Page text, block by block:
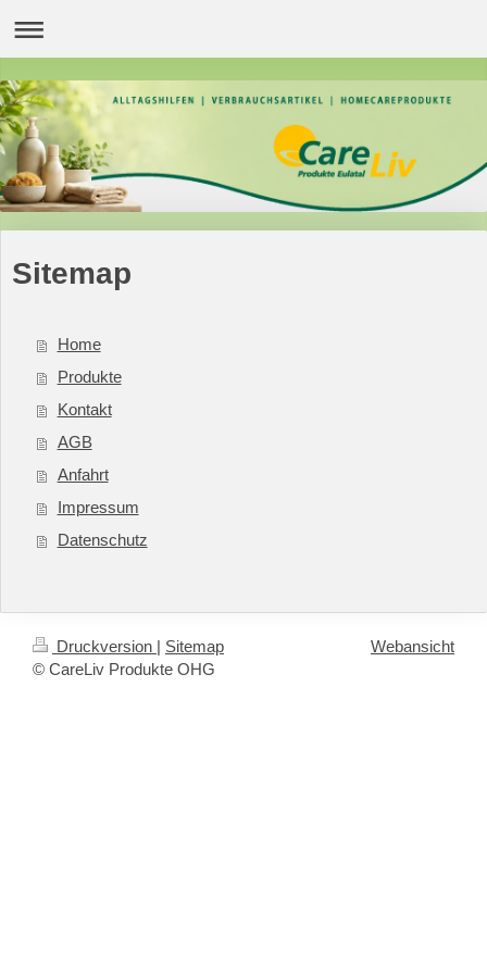
Sitemap
Home
Produkte
Kontakt
AGB
Anfahrt
Impressum
Datenschutz
Druckversion | Sitemap
© CareLiv Produkte OHG
Webansicht